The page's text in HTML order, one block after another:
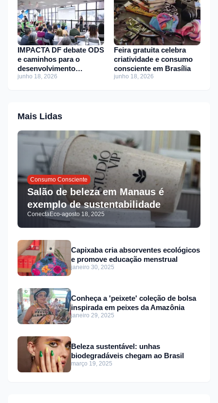
IMPACTA DF debate ODS
e caminhos para o
desenvolvimento
sustentável
junho 18, 2026
Feira gratuita celebra
criatividade e consumo
consciente em Brasília
junho 18, 2026
Mais Lidas
Consumo Consciente
Salão de beleza em Manaus é
exemplo de sustentabilidade
ConectaEco-agosto 18, 2025
Capixaba cria absorventes ecológicos
e promove educação menstrual
janeiro 30, 2025
Conheça a 'peixete' coleção de bolsa
inspirada em peixes da Amazônia
janeiro 29, 2025
Beleza sustentável: unhas
biodegradáveis chegam ao Brasil
março 19, 2025